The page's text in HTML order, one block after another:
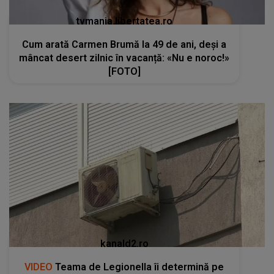
tvmania.libertatea.ro
Cum arată Carmen Brumă la 49 de ani, deși a
mâncat desert zilnic în vacanță: «Nu e noroc!»
[FOTO]
kanald2.ro
VIDEO Teama de Legionella îi determină pe